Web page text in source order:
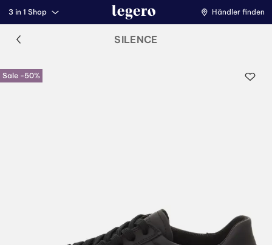
3 in 1 Shop Händler finden
SILENCE
Sale -50%